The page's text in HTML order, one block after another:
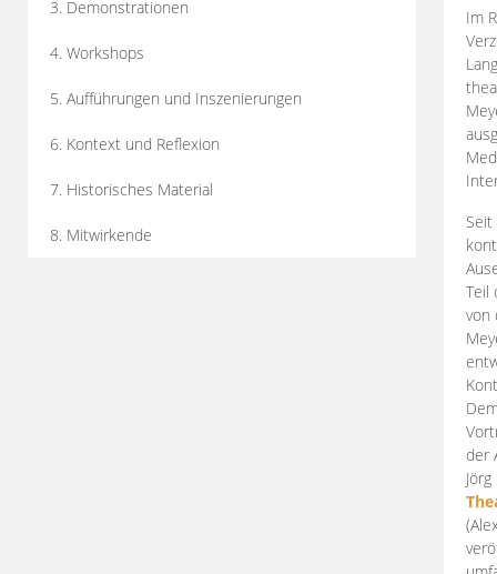
3. Demonstrationen
4. Workshops
5. Aufführungen und Inszenierungen
6. Kontext und Reflexion
7. Historisches Material
8. Mitwirkende
Im
Teil
von
der